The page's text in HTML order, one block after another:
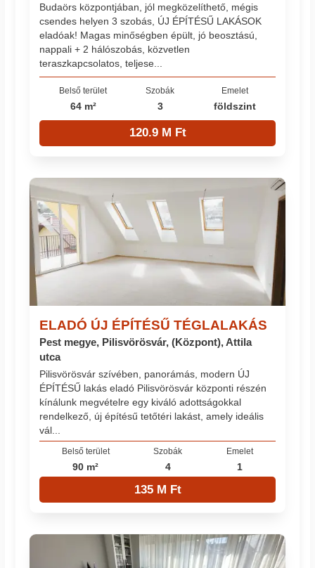
Budaörs központjában, jól megközelíthető, mégis
csendes helyen 3 szobás, ÚJ ÉPÍTÉSŰ LAKÁSOK
eladóak! Magas minőségben épült, jó beosztású,
nappali + 2 hálószobás, közvetlen
teraszkapcsolatos, teljese...
Belső terület
64 m²
Szobák
3
Emelet
földszint
120.9 M Ft
ELADÓ ÚJ ÉPÍTÉSŰ TÉGLALAKÁS
Pest megye, Pilisvörösvár, (Központ), Attila
utca
Pilisvörösvár szívében, panorámás, modern ÚJ
ÉPÍTÉSŰ lakás eladó Pilisvörösvár központi részén
kínálunk megvételre egy kiváló adottságokkal
rendelkező, új építésű tetőtéri lakást, amely ideális
vál...
Belső terület
90 m²
Szobák
4
Emelet
1
135 M Ft